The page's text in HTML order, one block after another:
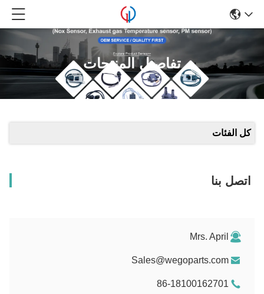
تفاصيل المنتجات
كل الفئات
اتصل بنا
Mrs. April
Sales@wegoparts.com
86-18100162701